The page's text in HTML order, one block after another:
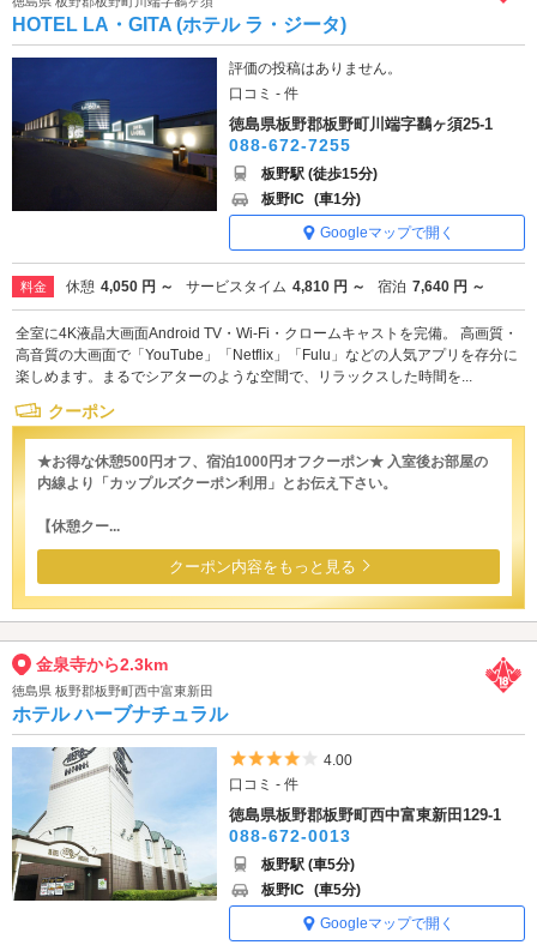
HOTEL LA・GITA (ホテル ラ・ジータ)
評価の投稿はありません。
口コミ - 件
徳島県板野郡板野町川端字鷭ヶ須25-1
088-672-7255
板野駅 (徒歩15分)
板野IC (車1分)
Googleマップで開く
料金 休憩 4,050 円 ～ サービスタイム 4,810 円 ～ 宿泊 7,640 円 ～
全室に4K液晶大画面Android TV・Wi-Fi・クロームキャストを完備。 高画質・
高音質の大画面で「YouTube」「Netflix」「Fulu」などの人気アプリを存分に
楽しめます。まるでシアターのような空間で、リラックスした時間を...
クーポン
★お得な休憩500円オフ、宿泊1000円オフクーポン★ 入室後お部屋の
内線より「カップルズクーポン利用」とお伝え下さい。
【休憩クー...
クーポン内容をもっと見る
金泉寺から2.3km
徳島県 板野郡板野町西中富東新田
ホテル ハーブナチュラル
5つ星のうち4
4.00
口コミ - 件
徳島県板野郡板野町西中富東新田129-1
088-672-0013
板野駅 (車5分)
板野IC (車5分)
Googleマップで開く